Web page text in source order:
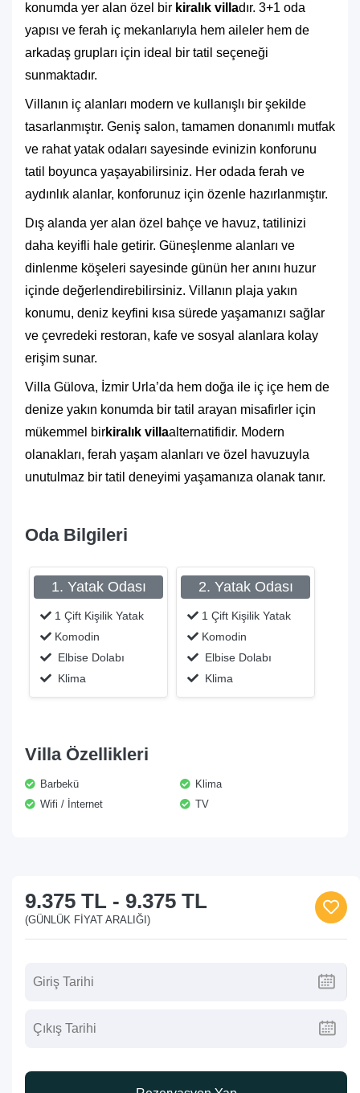
konumda yer alan özel bir kiralık villadır. 3+1 oda
yapısı ve ferah iç mekanlarıyla hem aileler hem de
arkadaş grupları için ideal bir tatil seçeneği
sunmaktadır.
Villanın iç alanları modern ve kullanışlı bir şekilde
tasarlanmıştır. Geniş salon, tamamen donanımlı mutfak
ve rahat yatak odaları sayesinde evinizin konforunu
tatil boyunca yaşayabilirsiniz. Her odada ferah ve
aydınlık alanlar, konforunuz için özenle hazırlanmıştır.
Dış alanda yer alan özel bahçe ve havuz, tatilinizi
daha keyifli hale getirir. Güneşlenme alanları ve
dinlenme köşeleri sayesinde günün her anını huzur
içinde değerlendirebilirsiniz. Villanın plaja yakın
konumu, deniz keyfini kısa sürede yaşamanızı sağlar
ve çevredeki restoran, kafe ve sosyal alanlara kolay
erişim sunar.
Villa Gülova, İzmir Urla’da hem doğa ile iç içe hem de
denize yakın konumda bir tatil arayan misafirler için
mükemmel birkiralık villaalternatifidir. Modern
olanakları, ferah yaşam alanları ve özel havuzuyla
unutulmaz bir tatil deneyimi yaşamanıza olanak tanır.
Oda Bilgileri
1. Yatak Odası
1 Çift Kişilik Yatak
Komodin
Elbise Dolabı
Klima
2. Yatak Odası
1 Çift Kişilik Yatak
Komodin
Elbise Dolabı
Klima
Villa Özellikleri
Barbekü
Klima
Wifi / İnternet
TV
9.375 TL - 9.375 TL
(GÜNLÜK FIYAT ARALIĞI)